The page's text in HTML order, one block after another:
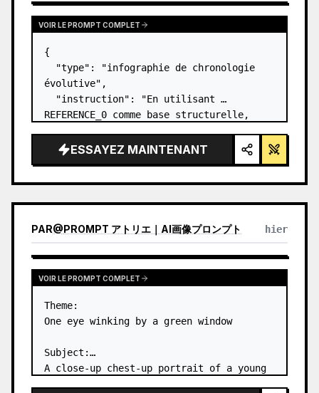
VOIR LE PROMPT COMPLET
{
  "type": "infographie de chronologie
évolutive",
  "instruction": "En utilisant
REFERENCE_0 comme base structurelle,
une infographie 3D hautement réaliste.
Remplacez les rampes lisses par des
ESSAYEZ MAINTENANT
PAR@PROMPT アトリエ｜AI画像プロンプト hier
VOIR LE PROMPT COMPLET
Theme:
One eye winking by a green window
Subject:
A close-up chest-up portrait of a young